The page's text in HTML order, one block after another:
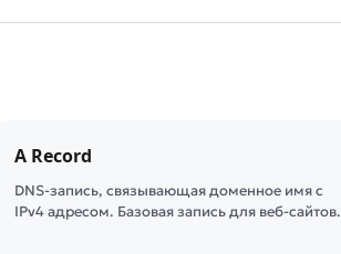
A Record
DNS-запись, связывающая доменное имя с
IPv4 адресом. Базовая запись для веб-сайтов.